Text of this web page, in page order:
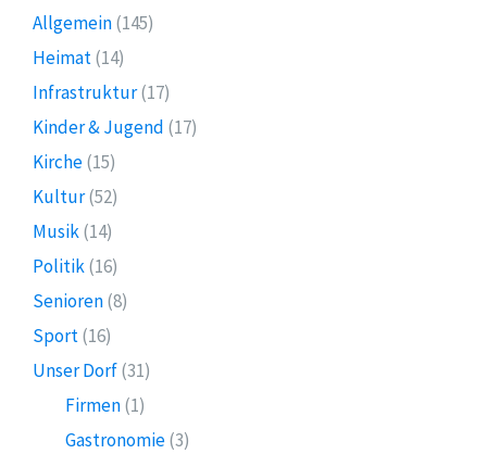
Allgemein(145)
Heimat(14)
Infrastruktur(17)
Kinder & Jugend (17)
Kirche(15)
Kultur(52)
Musik(14)
Politik(16)
Senioren(8)
Sport(16)
Unser Dorf(31)
Firmen(1)
Gastronomie(3)